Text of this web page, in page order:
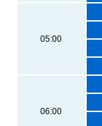
05:00
06:00